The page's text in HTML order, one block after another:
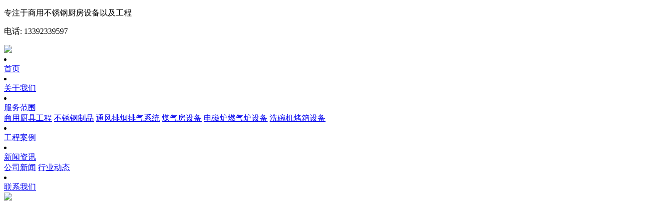
专注于商用不锈钢厨房设备以及工程
电话: 13392339597
首页
关于我们
服务范围
商用厨具工程 不锈钢制品 通风排烟排气系统 煤气房设备 电磁炉燃气炉设备 洗碗机烤箱设备
工程案例
新闻资讯
公司新闻 行业动态
联系我们